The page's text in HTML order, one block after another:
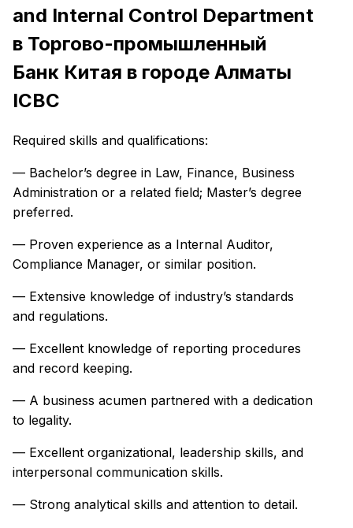
and Internal Control Department
в Торгово-промышленный
Банк Китая в городе Алматы
ICBC
Required skills and qualifications:
— Bachelor’s degree in Law, Finance, Business
Administration or a related field; Master’s degree
preferred.
— Proven experience as a Internal Auditor,
Compliance Manager, or similar position.
— Extensive knowledge of industry’s standards
and regulations.
— Excellent knowledge of reporting procedures
and record keeping.
— A business acumen partnered with a dedication
to legality.
— Excellent organizational, leadership skills, and
interpersonal communication skills.
— Strong analytical skills and attention to detail.